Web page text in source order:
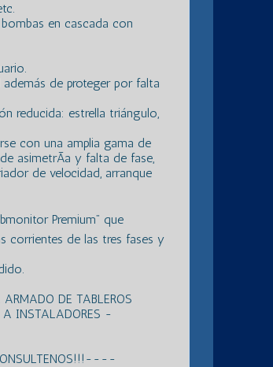
en cascada con
de proteger por falta
reducida: estrella triángulo,
con una amplia gama de
asimetrÃ­a y falta de fase,
de velocidad, arranque
Premium” que
corrientes de las tres fases y
DE TABLEROS
A INSTALADORES -